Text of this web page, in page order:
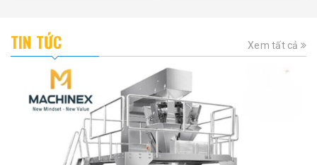
TIN TỨC Xem tất cả